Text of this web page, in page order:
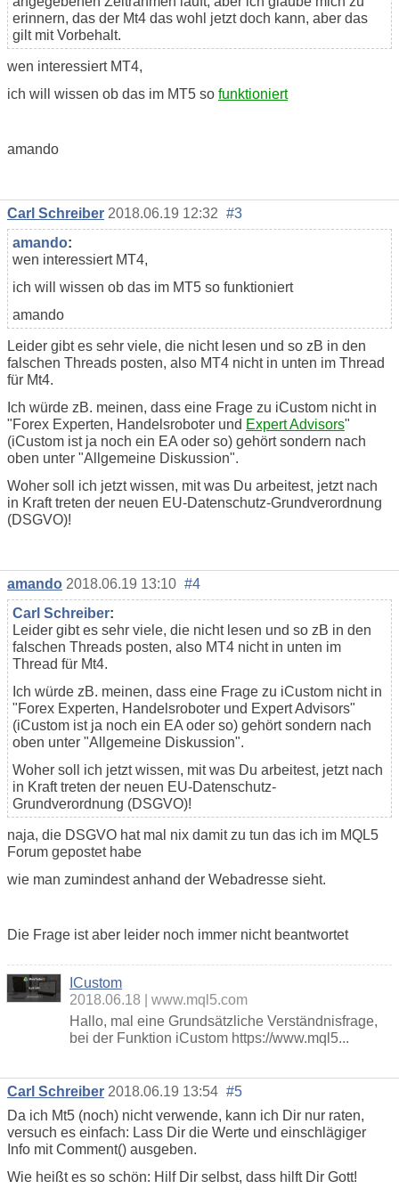
erinnern, das der Mt4 das wohl jetzt doch kann, aber das
gilt mit Vorbehalt.
wen interessiert MT4,
ich will wissen ob das im MT5 so funktioniert
amando
Carl Schreiber 2018.06.19 12:32 #3
amando:
wen interessiert MT4,
ich will wissen ob das im MT5 so funktioniert
amando
Leider gibt es sehr viele, die nicht lesen und so zB in den
falschen Threads posten, also MT4 nicht in unten im Thread
für Mt4.
Ich würde zB. meinen, dass eine Frage zu iCustom nicht in
"Forex Experten, Handelsroboter und Expert Advisors"
(iCustom ist ja noch ein EA oder so) gehört sondern nach
oben unter "Allgemeine Diskussion".
Woher soll ich jetzt wissen, mit was Du arbeitest, jetzt nach
in Kraft treten der neuen EU-Datenschutz-Grundverordnung
(DSGVO)!
amando 2018.06.19 13:10 #4
Carl Schreiber:
Leider gibt es sehr viele, die nicht lesen und so zB in den
falschen Threads posten, also MT4 nicht in unten im
Thread für Mt4.
Ich würde zB. meinen, dass eine Frage zu iCustom nicht in
"Forex Experten, Handelsroboter und Expert Advisors"
(iCustom ist ja noch ein EA oder so) gehört sondern nach
oben unter "Allgemeine Diskussion".
Woher soll ich jetzt wissen, mit was Du arbeitest, jetzt nach
in Kraft treten der neuen EU-Datenschutz-
Grundverordnung (DSGVO)!
naja, die DSGVO hat mal nix damit zu tun das ich im MQL5
Forum gepostet habe
wie man zumindest anhand der Webadresse sieht.
Die Frage ist aber leider noch immer nicht beantwortet
ICustom
2018.06.18
www.mql5.com
Hallo, mal eine Grundsätzliche Verständnisfrage,
bei der Funktion iCustom https://www.mql5...
Carl Schreiber 2018.06.19 13:54 #5
Da ich Mt5 (noch) nicht verwende, kann ich Dir nur raten,
versuch es einfach: Lass Dir die Werte und einschlägiger
Info mit Comment() ausgeben.
Wie heißt es so schön: Hilf Dir selbst, dass hilft Dir Gott!